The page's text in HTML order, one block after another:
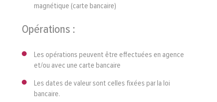
magnétique (carte bancaire)
Opérations :
Les opérations peuvent être effectuées en agence
et/ou avec une carte bancaire
Les dates de valeur sont celles fixées par la loi
bancaire.